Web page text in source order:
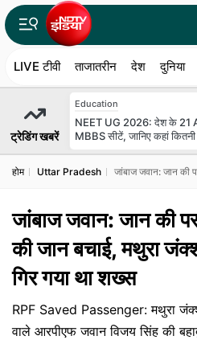
LIVE टीवी ताजातरीन देश दुनिया
ट्रेडिंग खबरें
Education
NEET UG 2026: देश के 21
MBBS सीटें, जानिए कहां
होम Uttar Pradesh जांबाज जवान: जान की
जांबाज जवान: जान की
की जान बचाई, मथुरा
गिर गया था शख्स
RPF Saved Passenger: मथुरा
वाले आरपीएफ जवान विजय सिंह की